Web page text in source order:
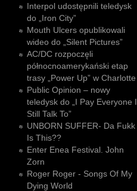
Interpol udostępnili teledysk
do „Iron City”
Mouth Ulcers opublikowali
wideo do „Silent Pictures”
AC/DC rozpoczęli
północnoamerykański etap
trasy „Power Up” w Charlotte
Public Opinion – nowy
teledysk do „I Pay Everyone I
Still Talk To”
UNBORN SUFFER- Da Fukk
Is This??
Enter Enea Festival. John
Zorn
Roger Roger - Songs Of My
Dying World